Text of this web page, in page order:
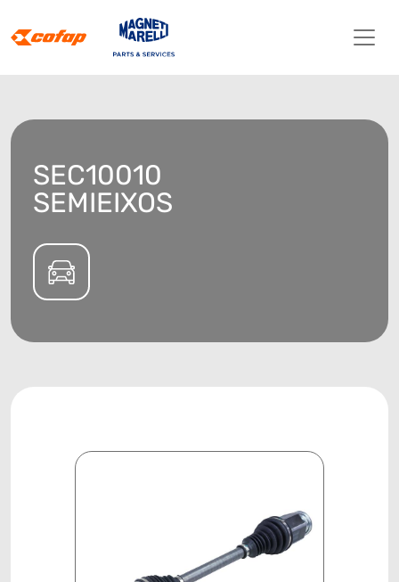
SEC10010
SEMIEIXOS